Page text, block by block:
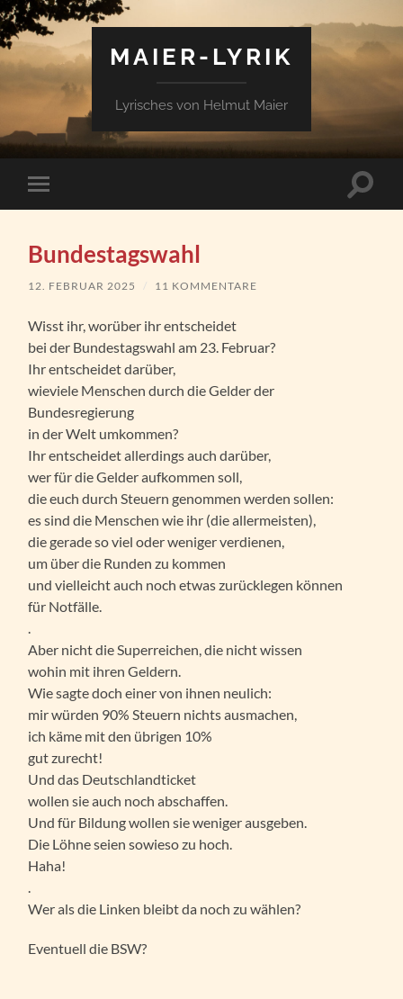
MAIER-LYRIK
Lyrisches von Helmut Maier
Mobile-
Menü
Bundestagswahl
12. FEBRUAR 2025 / 11 KOMMENTARE
Wisst ihr, worüber ihr entscheidet
bei der Bundestagswahl am 23. Februar?
Ihr entscheidet darüber,
wieviele Menschen durch die Gelder der
Bundesregierung
in der Welt umkommen?
Ihr entscheidet allerdings auch darüber,
wer für die Gelder aufkommen soll,
die euch durch Steuern genommen werden sollen:
es sind die Menschen wie ihr (die allermeisten),
die gerade so viel oder weniger verdienen,
um über die Runden zu kommen
und vielleicht auch noch etwas zurücklegen können
für Notfälle.
Aber nicht die Superreichen, die nicht wissen
wohin mit ihren Geldern.
Wie sagte doch einer von ihnen neulich:
mir würden 90% Steuern nichts ausmachen,
ich käme mit den übrigen 10%
gut zurecht!
Und das Deutschlandticket
wollen sie auch noch abschaffen.
Und für Bildung wollen sie weniger ausgeben.
Die Löhne seien sowieso zu hoch.
Haha!
Wer als die Linken bleibt da noch zu wählen?
Eventuell die BSW?